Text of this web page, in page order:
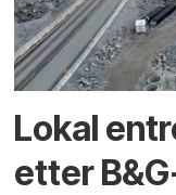
Lokal
etter